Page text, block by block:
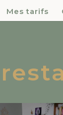
Mes tarifs